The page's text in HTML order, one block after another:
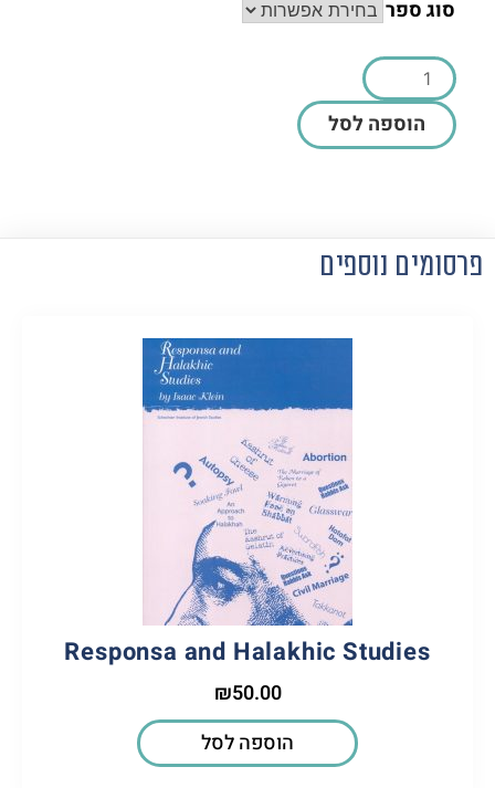
סוג ספר
הוספה לסל
פרסומים נוספים
Responsa and Halakhic Studies
₪50.00
הוספה לסל